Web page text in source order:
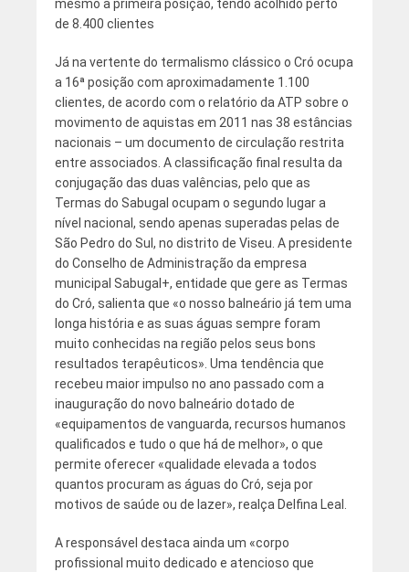
mesmo a primeira posição, tendo acolhido perto
de 8.400 clientes
Já na vertente do termalismo clássico o Cró ocupa
a 16ª posição com aproximadamente 1.100
clientes, de acordo com o relatório da ATP sobre o
movimento de aquistas em 2011 nas 38 estâncias
nacionais – um documento de circulação restrita
entre associados. A classificação final resulta da
conjugação das duas valências, pelo que as
Termas do Sabugal ocupam o segundo lugar a
nível nacional, sendo apenas superadas pelas de
São Pedro do Sul, no distrito de Viseu. A presidente
do Conselho de Administração da empresa
municipal Sabugal+, entidade que gere as Termas
do Cró, salienta que «o nosso balneário já tem uma
longa história e as suas águas sempre foram
muito conhecidas na região pelos seus bons
resultados terapêuticos». Uma tendência que
recebeu maior impulso no ano passado com a
inauguração do novo balneário dotado de
«equipamentos de vanguarda, recursos humanos
qualificados e tudo o que há de melhor», o que
permite oferecer «qualidade elevada a todos
quantos procuram as águas do Cró, seja por
motivos de saúde ou de lazer», realça Delfina Leal.
A responsável destaca ainda um «corpo
profissional muito dedicado e atencioso que